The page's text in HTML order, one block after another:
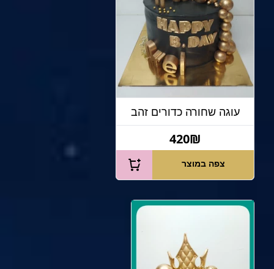
עוגה שחורה כדורים זהב
420₪
צפה במוצר